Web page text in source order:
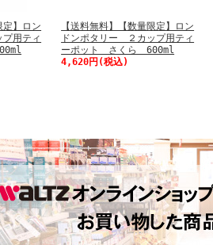
定】ロン
用ティ
【送料無料】【数量限定】ロン
ドンポタリー ２カップ用ティ
ーポット さくら 600ml
4,620円(税込)